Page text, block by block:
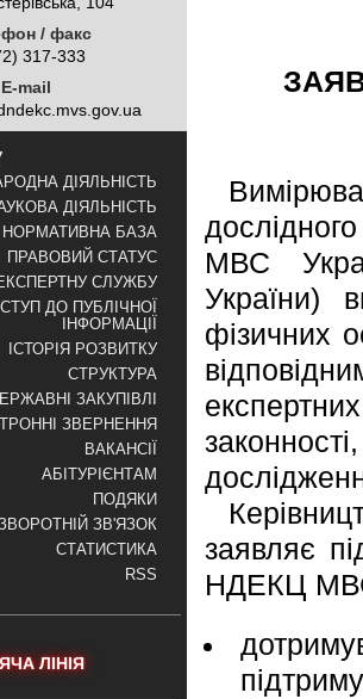
/ факс
317-333
E-mail
ДІЯЛЬНІСТЬ
ДІЯЛЬНІСТЬ
НОРМАТИВНА БАЗА
ПРАВОВИЙ СТАТУС
СЛУЖБУ
ДО ПУБЛІЧНОЇ
ІНФОРМАЦІЇ
ІСТОРІЯ РОЗВИТКУ
СТРУКТУРА
ЗАКУПІВЛІ
ЗВЕРНЕННЯ
ВАКАНСІЇ
АБІТУРІЄНТАМ
ПОДЯКИ
ЗВ'ЯЗОК
СТАТИСТИКА
RSS
ЛІНІЯ
МВС
України)
фізичних
заявляє
НДЕКЦ МВС